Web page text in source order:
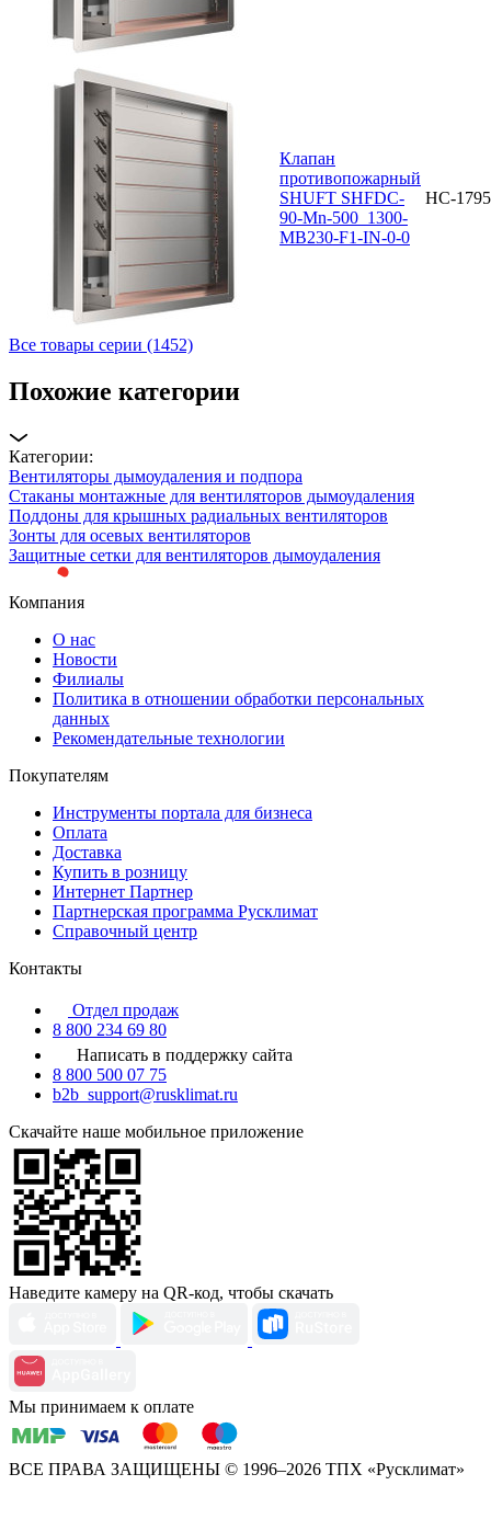
Клапан
противопожарный
SHUFT SHFDC-
90-Mn-500_1300-
MB230-F1-IN-0-0
НС-
Все товары серии (1452)
Похожие категории
Категории:
Вентиляторы дымоудаления и подпора
Стаканы монтажные для вентиляторов дымоудаления
Поддоны для крышных радиальных вентиляторов
Зонты для осевых вентиляторов
Защитные сетки для вентиляторов дымоудаления
Компания
О нас
Новости
Филиалы
Политика в отношении обработки персональных
данных
Рекомендательные технологии
Покупателям
Инструменты портала для бизнеса
Оплата
Доставка
Купить в розницу
Интернет Партнер
Партнерская программа Русклимат
Справочный центр
Контакты
Отдел продаж
8 800 234 69 80
Написать в поддержку сайта
8 800 500 07 75
b2b_support@rusklimat.ru
Скачайте наше мобильное приложение
Наведите камеру на QR-код, чтобы скачать
Мы принимаем к оплате
ВСЕ ПРАВА ЗАЩИЩЕНЫ © 1996–2026 ТПХ «Русклимат»